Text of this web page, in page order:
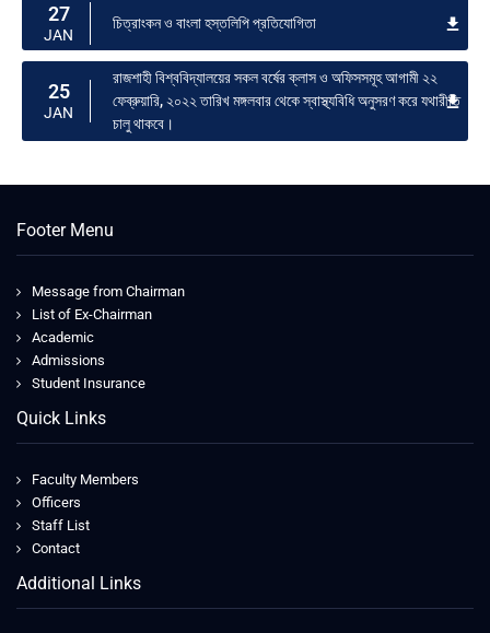
27
JAN
চিত্রাংকন ও বাংলা হস্তলিপি প্রতিযোগিতা
25
JAN
রাজশাহী বিশ্ববিদ্যালয়ের সকল বর্ষের ক্লাস ও অফিসসমূহ আগামী ২২
ফেব্রুয়ারি, ২০২২ তারিখ মঙ্গলবার থেকে স্বাস্থ্যবিধি অনুসরণ করে যথারীতি
চালু থাকবে।
Footer Menu
Message from Chairman
List of Ex-Chairman
Academic
Admissions
Student Insurance
Quick Links
Faculty Members
Officers
Staff List
Contact
Additional Links